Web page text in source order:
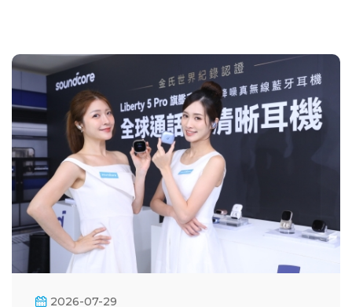
2026-07-29